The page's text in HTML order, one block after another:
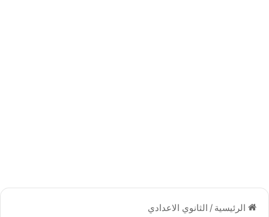
الرئيسية / الثانوي الاعدادي